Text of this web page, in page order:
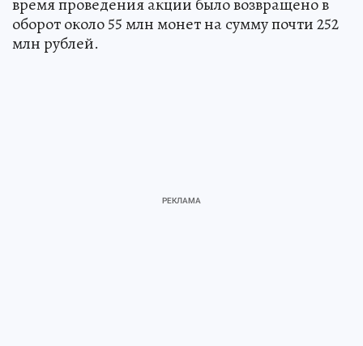
время проведения акции было возвращено в
оборот около 55 млн монет на сумму почти 252
млн рублей.